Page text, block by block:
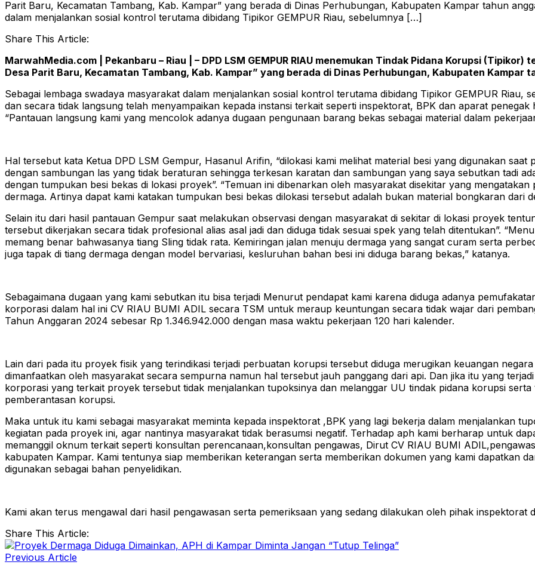
Parit Baru, Kecamatan Tambang, Kab. Kampar” yang berada di Dinas Perhubungan, Kabupaten Kampar tahun
dalam menjalankan sosial kontrol terutama dibidang Tipikor GEMPUR Riau, sebelumnya […]
Share This Article:
MarwahMedia.com | Pekanbaru – Riau | – DPD LSM GEMPUR RIAU menemukan Tindak Pidana Korupsi
Desa Parit Baru, Kecamatan Tambang, Kab. Kampar” yang berada di Dinas Perhubungan, Kabupaten Kampar
Sebagai lembaga swadaya masyarakat dalam menjalankan sosial kontrol terutama dibidang Tipikor GEMPUR Riau,
dan secara tidak langsung telah menyampaikan kepada instansi terkait seperti inspektorat, BPK dan aparat
“Pantauan langsung kami yang mencolok adanya dugaan pengunaan barang bekas sebagai material dalam
Hal tersebut kata Ketua DPD LSM Gempur, Hasanul Arifin, “dilokasi kami melihat material besi yang digunakan
dengan sambungan las yang tidak beraturan sehingga terkesan karatan dan sambungan yang saya sebutkan tadi
dengan tumpukan besi bekas di lokasi proyek”. “Temuan ini dibenarkan oleh masyarakat disekitar yang
dermaga. Artinya dapat kami katakan tumpukan besi bekas dilokasi tersebut adalah bukan material bongkaran dari
Selain itu dari hasil pantauan Gempur saat melakukan observasi dengan masyarakat di sekitar di lokasi proyek
tersebut dikerjakan secara tidak profesional alias asal jadi dan diduga tidak sesuai spek yang telah ditentukan”.
memang benar bahwasanya tiang Sling tidak rata. Kemiringan jalan menuju dermaga yang sangat curam serta
juga tapak di tiang dermaga dengan model bervariasi, kesluruhan bahan besi ini diduga barang bekas,” katanya.
Sebagaimana dugaan yang kami sebutkan itu bisa terjadi Menurut pendapat kami karena diduga adanya
korporasi dalam hal ini CV RIAU BUMI ADIL secara TSM untuk meraup keuntungan secara tidak wajar dari
Tahun Anggaran 2024 sebesar Rp 1.346.942.000 dengan masa waktu pekerjaan 120 hari kalender.
Lain dari pada itu proyek fisik yang terindikasi terjadi perbuatan korupsi tersebut diduga merugikan keuangan
dimanfaatkan oleh masyarakat secara sempurna namun hal tersebut jauh panggang dari api. Dan jika itu yang
korporasi yang terkait proyek tersebut tidak menjalankan tupoksinya dan melanggar UU tindak pidana korupsi
pemberantasan korupsi.
Maka untuk itu kami sebagai masyarakat meminta kepada inspektorat ,BPK yang lagi bekerja dalam menjalankan
kegiatan pada proyek ini, agar nantinya masyarakat tidak berasumsi negatif. Terhadap aph kami berharap untuk
memanggil oknum terkait seperti konsultan perencanaan,konsultan pengawas, Dirut CV RIAU BUMI
kabupaten Kampar. Kami tentunya siap memberikan keterangan serta memberikan dokumen yang kami dapatkan
digunakan sebagai bahan penyelidikan.
Kami akan terus mengawal dari hasil pengawasan serta pemeriksaan yang sedang dilakukan oleh pihak inspektorat
Share This Article:
Previous Article